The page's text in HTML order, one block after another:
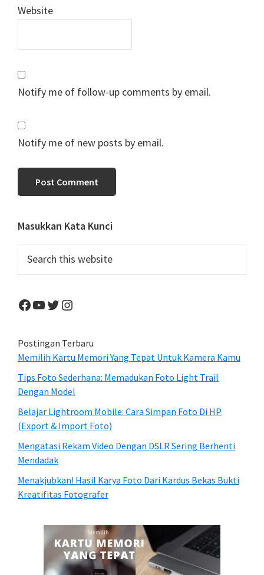
Website
Notify me of follow-up comments by email.
Notify me of new posts by email.
Primary
Sidebar
Masukkan Kata Kunci
this
Facebook
YouTube
Twitter
Instagram
Postingan Terbaru
Memilih Kartu Memori Yang Tepat Untuk Kamera Kamu
Tips Foto Sederhana: Memadukan Foto Light Trail
Dengan Model
Belajar Lightroom Mobile: Cara Simpan Foto Di HP
(Export & Import Foto)
Mengatasi Rekam Video Dengan DSLR Sering Berhenti
Mendadak
Menakjubkan! Hasil Karya Foto Dari Kardus Bekas Bukti
Kreatifitas Fotografer